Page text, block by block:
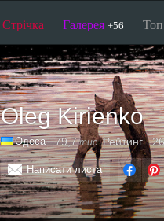
Стрічка Галерея +56
Oleg Kirienko
Одеса 79,7тис.Рейтинг
Написати листа